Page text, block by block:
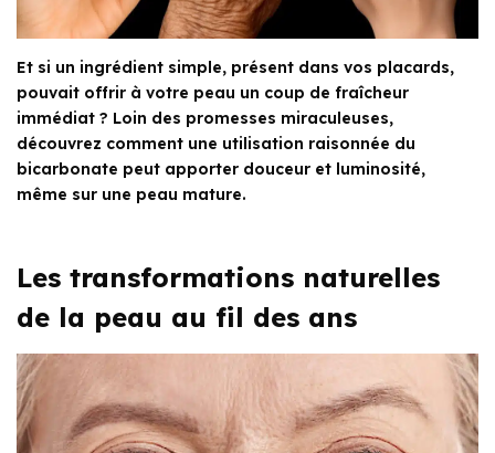
Et si un ingrédient simple, présent dans vos placards,
pouvait offrir à votre peau un coup de fraîcheur
immédiat ? Loin des promesses miraculeuses,
découvrez comment une utilisation raisonnée du
bicarbonate peut apporter douceur et luminosité,
même sur une peau mature.
Les transformations naturelles
de la peau au fil des ans